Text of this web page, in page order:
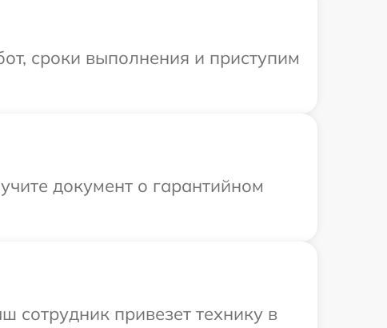
сроки выполнения и приступим
документ о гарантийном
сотрудник привезет технику в